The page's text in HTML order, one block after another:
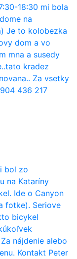
18:30 mi bola
na
Je to kolobezka
dom a vo
mna a susedy
kradez
Za vsetky
436 217
bol zo
na Kataríny
Ide o Canyon
fotke). Seriove
bicykel
nájdenie alebo
Kontakt Peter